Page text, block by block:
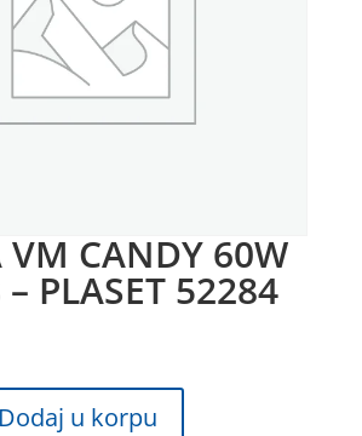
VM CANDY 60W
PLASET 52284
Dodaj u korpu